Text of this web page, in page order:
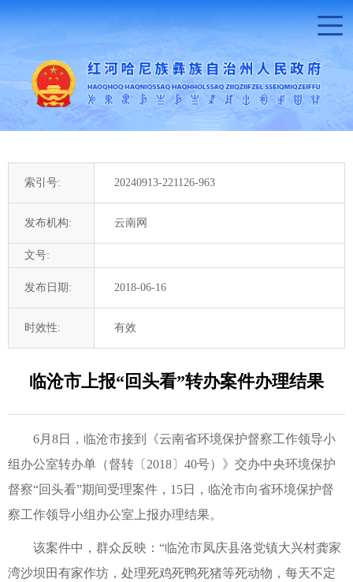
索引号: 20240913-221126-963
发布机构: 云南网
文号:
发布日期: 2018-06-16
时效性: 有效
临沧市上报“回头看”转办案件办理结果
6月8日，临沧市接到《云南省环境保护督察工作领导小
组办公室转办单（督转〔2018〕40号）》交办中央环境保护
督察“回头看”期间受理案件，15日，临沧市向省环境保护督
察工作领导小组办公室上报办理结果。
该案件中，群众反映：“临沧市凤庆县洛党镇大兴村龚家
湾沙坝田有家作坊，处理死鸡死鸭死猪等死动物，每天不定